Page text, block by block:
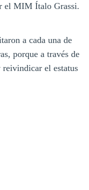
el MIM Ítalo Grassi.
a cada una de
porque a través de
reivindicar el estatus